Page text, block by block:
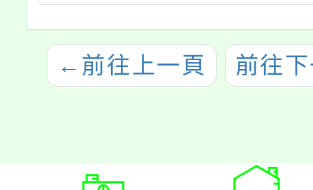
← 前往上一頁 前往